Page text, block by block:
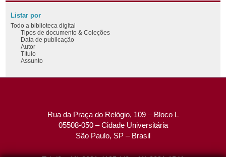
Listar por
Todo a biblioteca digital
Tipos de documento & Coleções
Data de publicação
Autor
Título
Assunto
Rua da Praça do Relógio, 109 – Bloco L
05508-050 – Cidade Universitária
São Paulo, SP – Brasil